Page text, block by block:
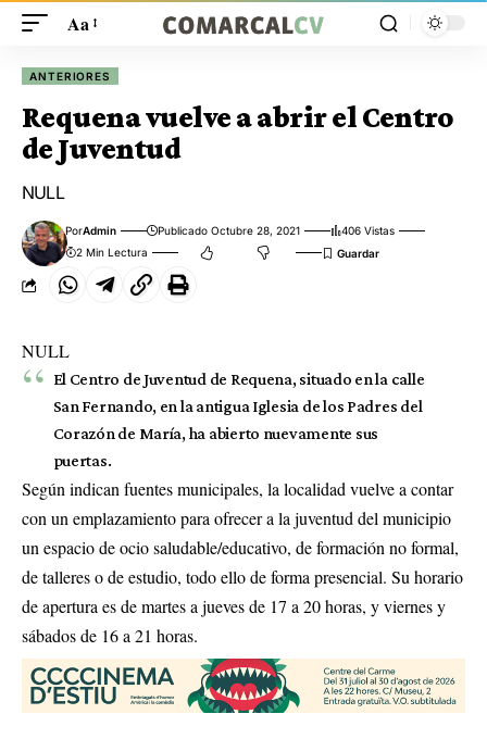
Aa
ANTERIORES
Requena vuelve a abrir el Centro
de Juventud
NULL
PorAdmin Publicado Octubre 28, 2021
406 Vistas
2 Min Lectura
NULL
El Centro de Juventud de Requena, situado en la calle
San Fernando, en la antigua Iglesia de los Padres del
Corazón de María, ha abierto nuevamente sus
puertas.
Según indican fuentes municipales, la localidad vuelve a contar
con un emplazamiento para ofrecer a la juventud del municipio
un espacio de ocio saludable/educativo, de formación no formal,
de talleres o de estudio, todo ello de forma presencial. Su horario
de apertura es de martes a jueves de 17 a 20 horas, y viernes y
sábados de 16 a 21 horas.